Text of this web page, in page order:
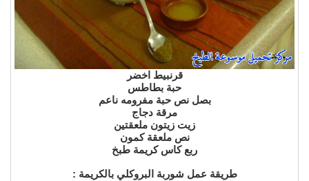
قرنبيط اخضر
حبة بطاطس
بصل نص حبة مفرومه ناعم
مرقة دجاج
زيت زيتون ملعقتين
نص ملعقة كمون
ربع كاس كريمة طبخ
طريقة عمل شوربة البروكلي بالكريمة :